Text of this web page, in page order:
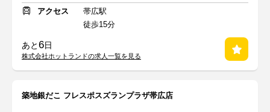
アクセス
帯広駅
徒歩15分
あと6日
株式会社ホットランドの求人一覧を見る
築地銀だこ フレスポスズランプラザ帯広店